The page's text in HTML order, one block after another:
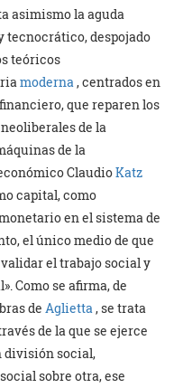
asimismo la aguda
tecnocrático, despojado
teóricos
moderna, centrados en
que reparen los
de la
de la
ClaudioKatz
capital, como
en el sistema de
el único medio de que
el trabajo social y
Como se afirma, de
de Aglietta, se trata
de la que se ejerce
división social,
sobre otra, ese